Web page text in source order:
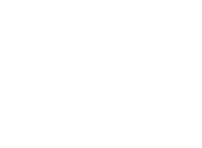
klientem přímo na recepci hotelu. Rozsah a kvalita